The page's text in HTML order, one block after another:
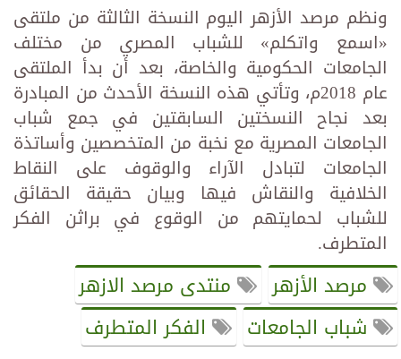
ونظم مرصد الأزهر اليوم النسخة الثالثة من ملتقى
«اسمع واتكلم» للشباب المصري من مختلف
الجامعات الحكومية والخاصة، بعد أن بدأ الملتقى
عام 2018م، وتأتي هذه النسخة الأحدث من المبادرة
بعد نجاح النسختين السابقتين في جمع شباب
الجامعات المصرية مع نخبة من المتخصصين وأساتذة
الجامعات لتبادل الآراء والوقوف على النقاط
الخلافية والنقاش فيها وبيان حقيقة الحقائق
للشباب لحمايتهم من الوقوع في براثن الفكر
المتطرف.
مرصد الأزهر
منتدى مرصد الازهر
شباب الجامعات
الفكر المتطرف